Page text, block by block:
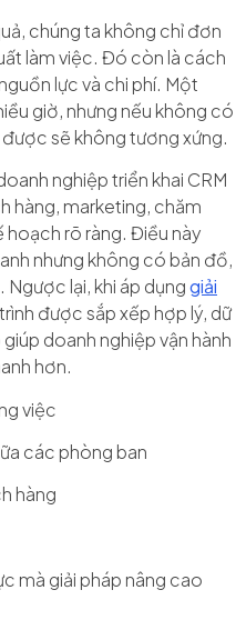
chúng ta không chỉ đơn
làm việc. Đó còn là cách
lực và chi phí. Một
giờ, nhưng nếu không có
sẽ không tương xứng.
nghiệp triển khai CRM
hàng, marketing, chăm
rõ ràng. Điều này
nhưng không có bản đồ,
lại, khi áp dụnggiải
được sắp xếp hợp lý, dữ
doanh nghiệp vận hành
hơn.
việc
các phòng ban
hàng
mà giải pháp nâng cao